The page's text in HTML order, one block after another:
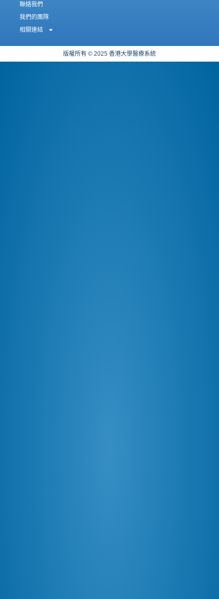
聯絡我們
我們的團隊
相關連結
版權所有 © 2025 香港大學醫療系統